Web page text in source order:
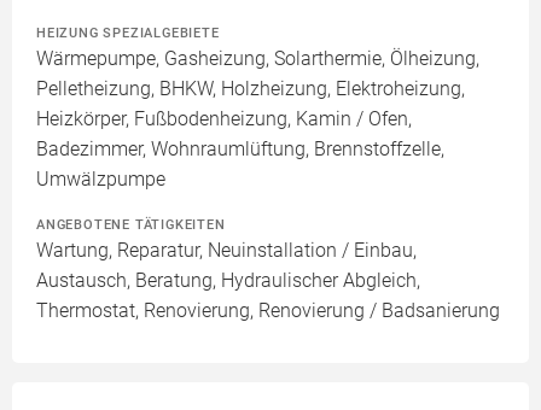
HEIZUNG SPEZIALGEBIETE
Wärmepumpe, Gasheizung, Solarthermie, Ölheizung,
Pelletheizung, BHKW, Holzheizung, Elektroheizung,
Heizkörper, Fußbodenheizung, Kamin / Ofen,
Badezimmer, Wohnraumlüftung, Brennstoffzelle,
Umwälzpumpe
ANGEBOTENE TÄTIGKEITEN
Wartung, Reparatur, Neuinstallation / Einbau,
Austausch, Beratung, Hydraulischer Abgleich,
Thermostat, Renovierung, Renovierung / Badsanierung